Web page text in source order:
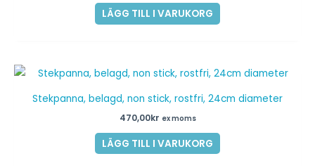
LÄGG TILL I VARUKORG
Stekpanna, belagd, non stick, rostfri, 24cm diameter
470,00kr ex moms
LÄGG TILL I VARUKORG